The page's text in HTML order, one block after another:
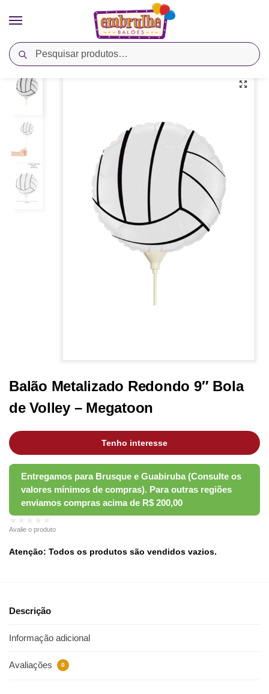
Pesquisar
Início Cores Branco / Balão Metalizado Redondo 9″ Bola de Volley – Megatoon
Balão Metalizado Redondo 9″ Bola
de Volley – Megatoon
Tenho interesse
Avalie o produto
Atenção: Todos os produtos são vendidos vazios.
Descrição
Informação adicional
Avaliações 0